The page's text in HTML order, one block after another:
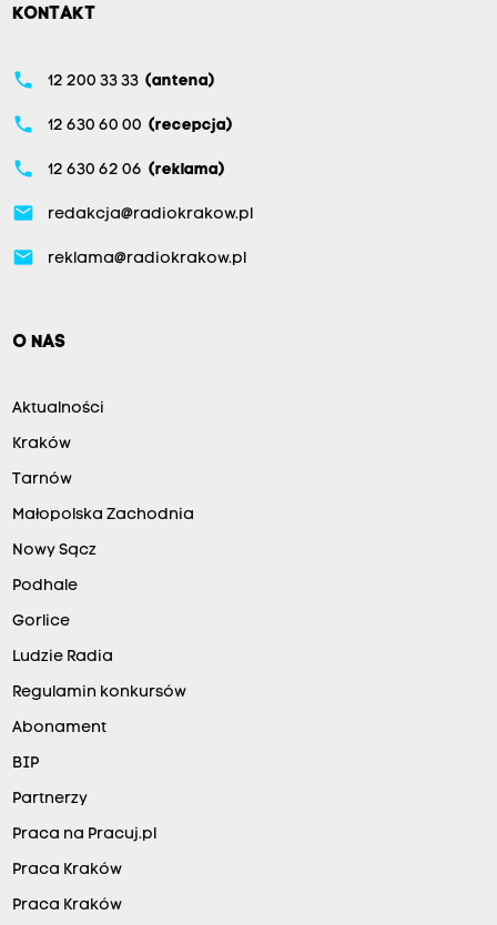
KONTAKT
phone 12 200 33 33 (antena)
phone 12 630 60 00 (recepcja)
phone 12 630 62 06 (reklama)
email redakcja@radiokrakow.pl
email reklama@radiokrakow.pl
O NAS
Aktualności
Kraków
Tarnów
Małopolska Zachodnia
Nowy Sącz
Podhale
Gorlice
Ludzie Radia
Regulamin konkursów
Abonament
BIP
Partnerzy
Praca na Pracuj.pl
Praca Kraków
Praca Kraków